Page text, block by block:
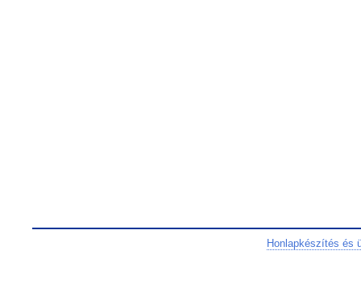
Honlapkészítés és